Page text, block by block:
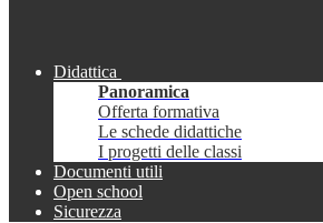
Didattica
Panoramica
Offerta formativa
Le schede didattiche
I progetti delle classi
Documenti utili
Open school
Sicurezza